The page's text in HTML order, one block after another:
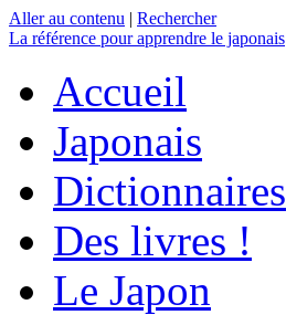
Aller au contenu | Rechercher
La référence pour apprendre le japonais
Accueil
Japonais
Dictionnaires
Des livres !
Le Japon